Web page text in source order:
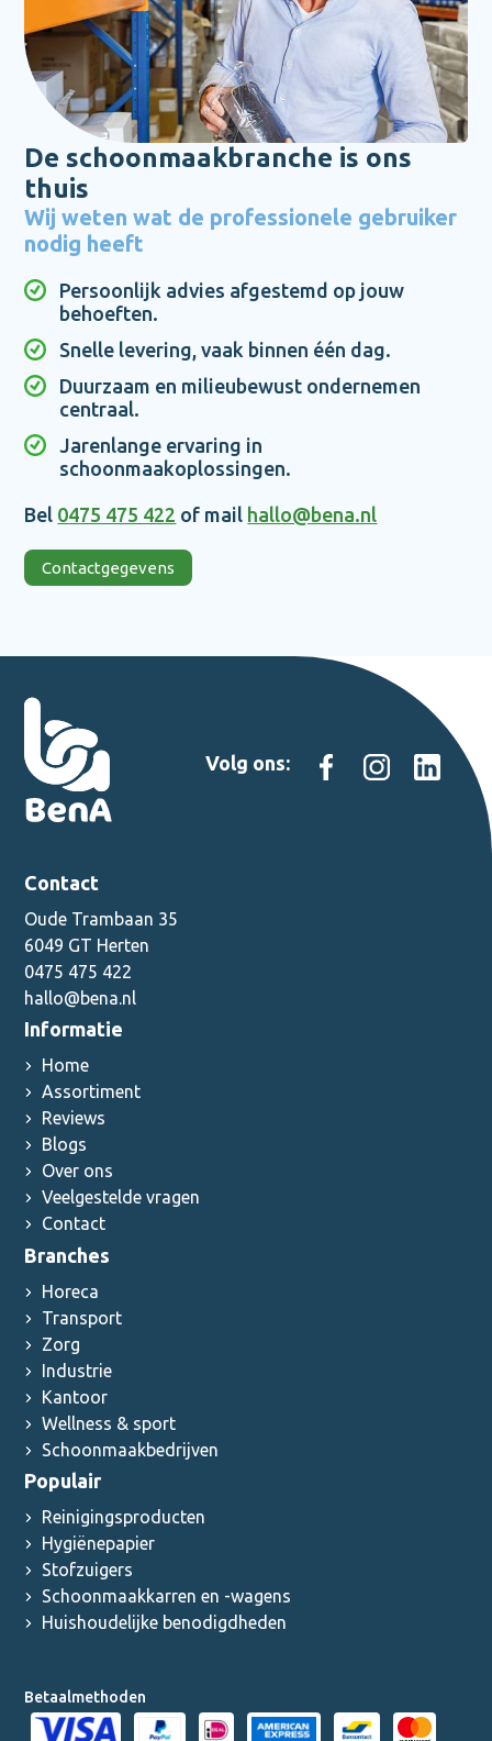
De schoonmaakbranche is ons
thuis
Wij weten wat de professionele gebruiker
nodig heeft
Persoonlijk advies afgestemd op jouw
behoeften.
Snelle levering, vaak binnen één dag.
Duurzaam en milieubewust ondernemen
centraal.
Jarenlange ervaring in
schoonmaakoplossingen.
Bel 0475 475 422 of mail hallo@bena.nl
Contactgegevens
Volg ons:
Contact
Oude Trambaan 35
6049 GT Herten
0475 475 422
hallo@bena.nl
Informatie
Home
Assortiment
Reviews
Blogs
Over ons
Veelgestelde vragen
Contact
Branches
Horeca
Transport
Zorg
Industrie
Kantoor
Wellness & sport
Schoonmaakbedrijven
Populair
Reinigingsproducten
Hygiënepapier
Stofzuigers
Schoonmaakkarren en -wagens
Huishoudelijke benodigdheden
Betaalmethoden